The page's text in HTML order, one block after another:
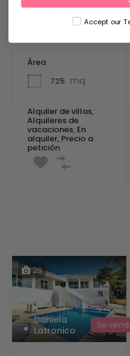
Cuartos de baño
Área
725 mq
Alquiler de villas,
Alquileres de
vacaciones, En
alquiler, Precio a
petición
29
Daniela
Latronico
Se
Accept our